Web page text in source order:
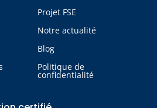
Projet FSE
Notre actualité
Blog
Politique de
confidentialité